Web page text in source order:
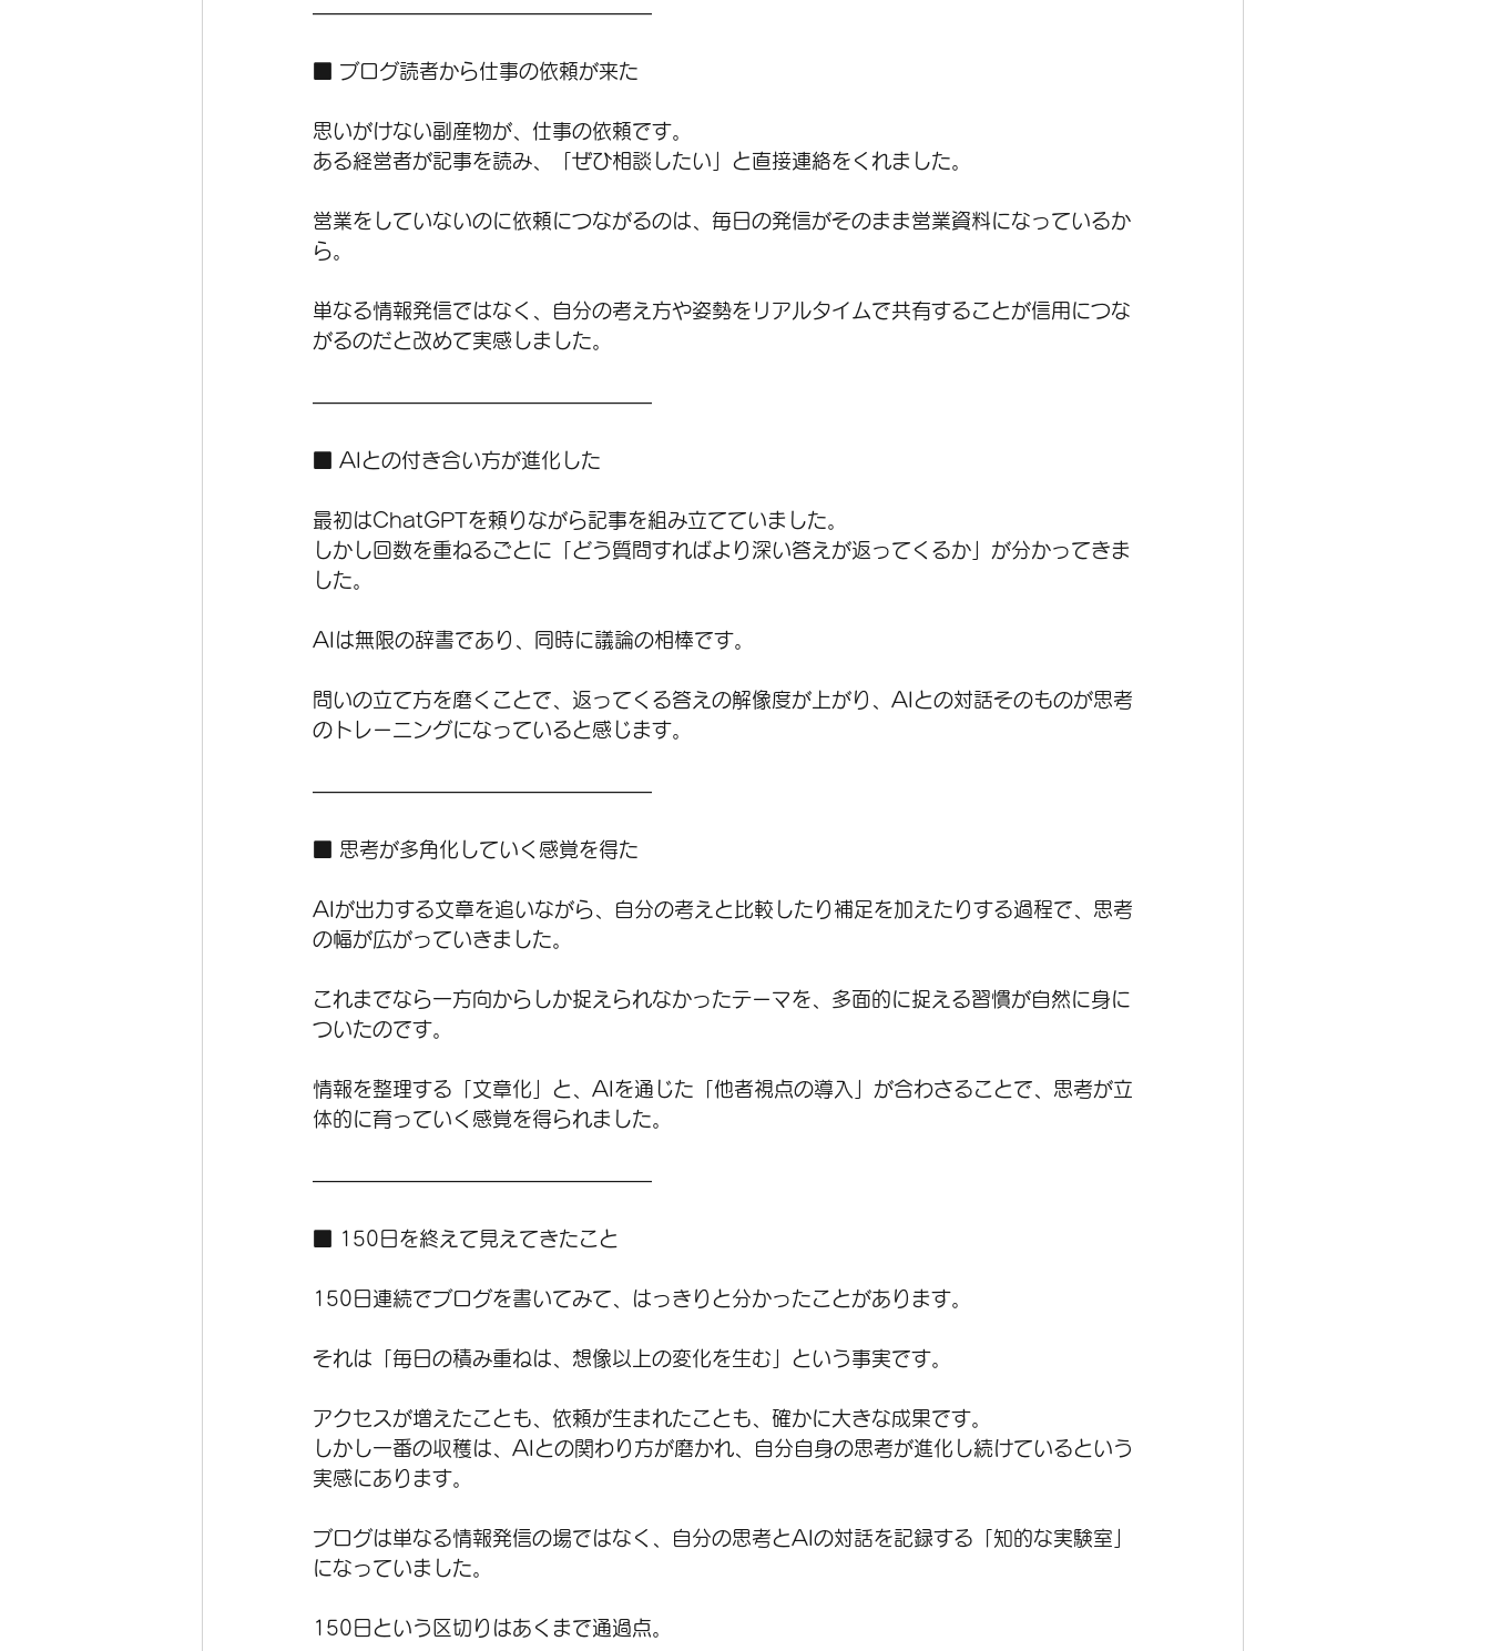
―――――――――――――――――
■ ブログ読者から仕事の依頼が来た
思いがけない副産物が、仕事の依頼です。
ある経営者が記事を読み、「ぜひ相談したい」と直接連絡をくれました。
営業をしていないのに依頼につながるのは、毎日の発信がそのまま営業資料になっているか
ら。
単なる情報発信ではなく、自分の考え方や姿勢をリアルタイムで共有することが信用につな
がるのだと改めて実感しました。
―――――――――――――――――
■ AIとの付き合い方が進化した
最初はChatGPTを頼りながら記事を組み立てていました。
しかし回数を重ねるごとに「どう質問すればより深い答えが返ってくるか」が分かってきま
した。
AIは無限の辞書であり、同時に議論の相棒です。
問いの立て方を磨くことで、返ってくる答えの解像度が上がり、AIとの対話そのものが思考
のトレーニングになっていると感じます。
―――――――――――――――――
■ 思考が多角化していく感覚を得た
AIが出力する文章を追いながら、自分の考えと比較したり補足を加えたりする過程で、思考
の幅が広がっていきました。
これまでなら一方向からしか捉えられなかったテーマを、多面的に捉える習慣が自然に身に
ついたのです。
情報を整理する「文章化」と、AIを通じた「他者視点の導入」が合わさることで、思考が立
体的に育っていく感覚を得られました。
―――――――――――――――――
■ 150日を終えて見えてきたこと
150日連続でブログを書いてみて、はっきりと分かったことがあります。
それは「毎日の積み重ねは、想像以上の変化を生む」という事実です。
アクセスが増えたことも、依頼が生まれたことも、確かに大きな成果です。
しかし一番の収穫は、AIとの関わり方が磨かれ、自分自身の思考が進化し続けているという
実感にあります。
ブログは単なる情報発信の場ではなく、自分の思考とAIの対話を記録する「知的な実験室」
になっていました。
150日という区切りはあくまで通過点。